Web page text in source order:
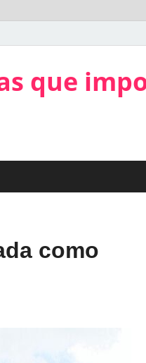
que
como